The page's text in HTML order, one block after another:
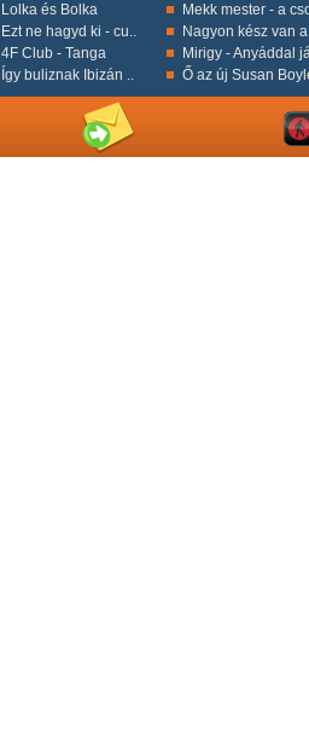
Lolka és Bolka Mekk mester - a
Ezt ne hagyd ki - cu.. Nagyon kész van
4F Club - Tanga Mirigy - Anyáddal
Így buliznak Ibizán .. Ő az új Susan